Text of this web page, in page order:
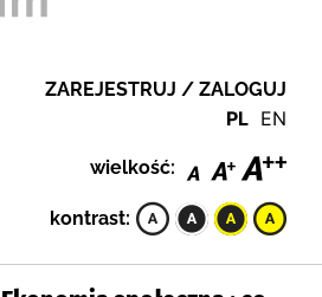
ZAREJESTRUJ / ZALOGUJ
PL EN
wielkość:
kontrast: